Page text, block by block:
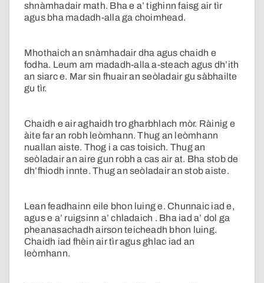
shnàmhadair math. Bha e a’ tighinn faisg air tìr
agus bha madadh-alla ga choimhead.
Mhothaich an snàmhadair dha agus chaidh e
fodha. Leum am madadh-alla a-steach agus dh’ith
an siarc e. Mar sin fhuair an seòladair gu sàbhailte
gu tìr.
Chaidh e air aghaidh tro gharbhlach mòr. Ràinig e
àite far an robh leòmhann. Thug an leòmhann
nuallan aiste. Thog i a cas toisich. Thug an
seòladair an aire gun robh a cas air at. Bha stob de
dh’fhiodh innte. Thug an seòladair an stob aiste.
Lean feadhainn eile bhon luing e. Chunnaic iad e,
agus e a’ ruigsinn a’ chladaich . Bha iad a’ dol ga
pheanasachadh airson teicheadh bhon luing.
Chaidh iad fhèin air tìr agus ghlac iad an
leòmhann.